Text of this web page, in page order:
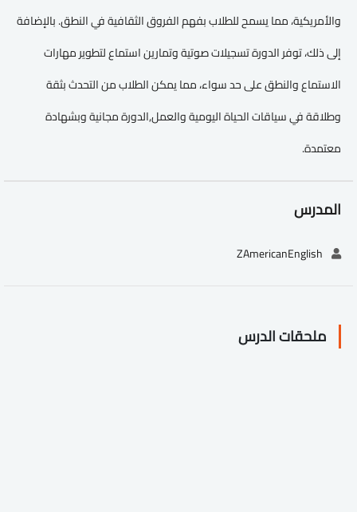
والأمريكية، مما يسمح للطلاب بفهم الفروق الثقافية في النطق. بالإضافة
إلى ذلك، توفر الدورة تسجيلات صوتية وتمارين استماع لتطوير مهارات
الاستماع والنطق على حد سواء، مما يمكن الطلاب من التحدث بثقة
وطلاقة في سياقات الحياة اليومية والعمل,الدورة مجانية وبشهادة
معتمدة.
المدرس
ملحقات الدرس